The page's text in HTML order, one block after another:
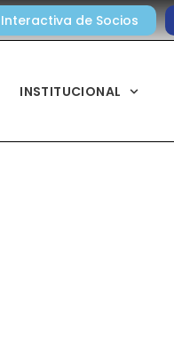
de Socios
INSTITUCIONAL